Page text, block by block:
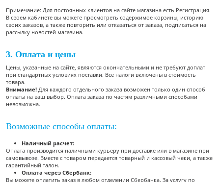
Примечание: Для постоянных клиентов на сайте магазина есть Регистрация.
В своем кабинете вы можете просмотреть содержимое корзины, историю
своих заказов, а также повторить или отказаться от заказа, подписаться на
рассылку новостей магазина.
3. Оплата и цены
Цены, указанные на сайте, являются окончательными и не требуют доплат
при стандартных условиях поставки. Все налоги включены в стоимость
товара.
Внимание! Для каждого отдельного заказа возможен только один способ
оплаты на ваш выбор. Оплата заказа по частям различными способами
невозможна.
Возможные способы оплаты:
Наличный расчет:
Оплата производится наличными курьеру при доставке или в магазине при
самовывозе. Вместе с товаром передается товарный и кассовый чеки, а также
гарантийный талон.
Оплата через Сбербанк:
Вы можете оплатить заказ в любом отделении Сбербанка. За услугу по